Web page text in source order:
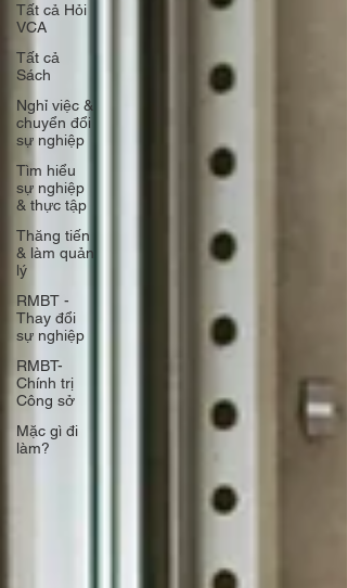
Tất cả Hỏi
VCA
Tất cả
Sách
Nghỉ việc &
chuyển đổi
sự nghiệp
Tìm hiểu
sự nghiệp
& thực tập
Thăng tiến
& làm quản
lý
RMBT -
Thay đổi
sự nghiệp
RMBT-
Chính trị
Công sở
Mặc gì đi
làm?